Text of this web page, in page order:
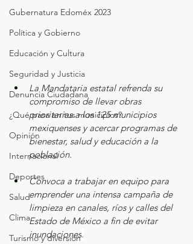
Gubernatura Edoméx 2023
Política y Gobierno
Educación y Cultura
Seguridad y Justicia
Denuncia Ciudadana
¿Qué pasa en tus municipios?
Opinión
Internacional
Deportes
Salud
Clima
Turismo y diversión
La Mandataria estatal refrenda su
compromiso de llevar obras
prioritarias a los 125 municipios
mexiquenses y acercar programas de
bienestar, salud y educación a la
población.
Convoca a trabajar en equipo para
emprender una intensa campaña de
limpieza en canales, ríos y calles del
Estado de México a fin de evitar
inundaciones.